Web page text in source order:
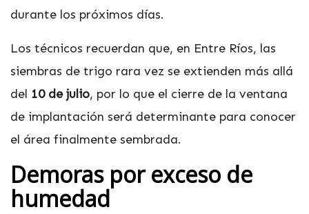
durante los próximos días.
Los técnicos recuerdan que, en Entre Ríos, las
siembras de trigo rara vez se extienden más allá
del 10 de julio, por lo que el cierre de la ventana
de implantación será determinante para conocer
el área finalmente sembrada.
Demoras por exceso de
humedad